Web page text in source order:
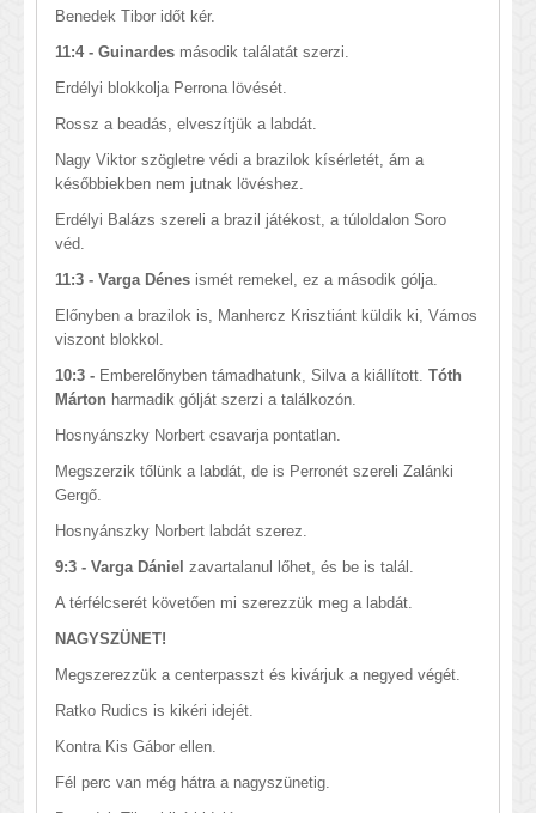
Benedek Tibor időt kér.
11:4 - Guinardes második találatát szerzi.
Erdélyi blokkolja Perrona lövését.
Rossz a beadás, elveszítjük a labdát.
Nagy Viktor szögletre védi a brazilok kísérletét, ám a
későbbiekben nem jutnak lövéshez.
Erdélyi Balázs szereli a brazil játékost, a túloldalon Soro
véd.
11:3 - Varga Dénes ismét remekel, ez a második gólja.
Előnyben a brazilok is, Manhercz Krisztiánt küldik ki, Vámos
viszont blokkol.
10:3 - Emberelőnyben támadhatunk, Silva a kiállított. Tóth
Márton harmadik gólját szerzi a találkozón.
Hosnyánszky Norbert csavarja pontatlan.
Megszerzik tőlünk a labdát, de is Perronét szereli Zalánki
Gergő.
Hosnyánszky Norbert labdát szerez.
9:3 - Varga Dániel zavartalanul lőhet, és be is talál.
A térfélcserét követően mi szerezzük meg a labdát.
NAGYSZÜNET!
Megszerezzük a centerpasszt és kivárjuk a negyed végét.
Ratko Rudics is kikéri idejét.
Kontra Kis Gábor ellen.
Fél perc van még hátra a nagyszünetig.